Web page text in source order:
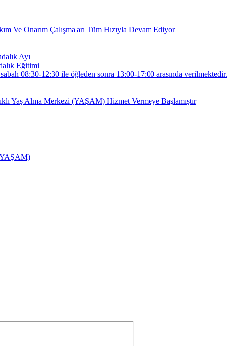
Ve Onarım Çalışmaları Tüm Hızıyla Devam Ediyor
Ayı
Eğitimi
08:30-12:30 ile öğleden sonra 13:00-17:00 arasında verilmektedir.
Yaş Alma Merkezi (YAŞAM) Hizmet Vermeye Başlamıştır